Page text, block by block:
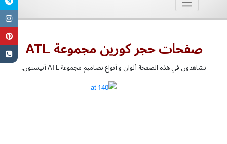
صفحات حجر کورین مجموعة ATL
تشاهدون في هذه الصفحة ألوان و أنواع تصامیم مجموعة ATL أتیستون.